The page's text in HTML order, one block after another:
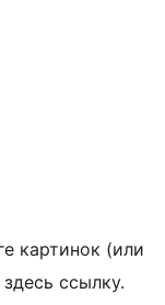
картинок (или
ссылку.